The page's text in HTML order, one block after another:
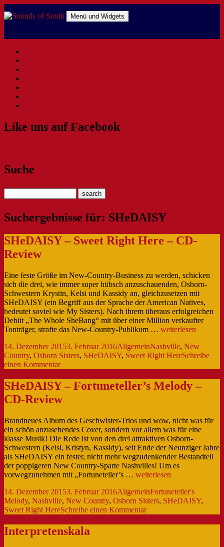
Inhalt
Menü und Widgets
Like uns auf Facebook
Suche
Suchergebnisse für: SHeDAISY
SHeDAISY – Sweet Right Here – CD-
Review
Eine feste Größe im New-Country-Business zu werden, schicken
sich die drei, wie immer super hübsch anzuschauenden, Osborn-
Schwestern Krystin, Kelsi und Kassidy an, gleichzusetzen mit
SHeDAISY (ein Begriff aus der Sprache der American Natives,
bedeutet soviel wie My Sisters). Nach ihrem überaus erfolgreichen
Debüt „The Whole SheBang“ mit über einer Million verkaufter
Tonträger, strafte das New-Country-Publikum … SHeDAISY
Sweet
Right
CD-
Review
weiterlesen
Veröffentlicht
am
14. Dezember 20153. Februar 2016Kategorien
AllgemeinSchlagwörter
Nashville, New
Country, Osborn Sisters, SHeDAISY, Sweet Right HereSchreibe
einen Kommentarzu
–
Sweet
Right
–
CD-
Review
SHeDAISY – Fortuneteller’s Melody –
CD-Review
Brandneues Album des Geschwister-Trios und wow, nicht was für
ein schön anzusehendes Cover, sondern vor allem was für eine
klasse Musik! Die Rede ist von den drei attraktiven Osborn-
Schwestern (Kelsi, Kristyn, Kassidy), seit Ende der Neunziger Jahre
als SHeDAISY ein fester, nicht mehr wegzudenkender Bestandteil
der poppigeren New Country-Sparte Nashvilles! Um es
vorwegzunehmen mit „Fortuneteller’s … SHeDAISY
Fortuneteller’s
Melody
–
weiterlesen
Veröffentlicht
am
14. Dezember 20153. Februar 2016Kategorien
AllgemeinSchlagwörter
Fortuneteller's
Melody, Nashville, New Country, Osborn Sisters, SHeDAISY,
Sweet Right HereSchreibe einen Kommentarzu
–
Interpretenskala